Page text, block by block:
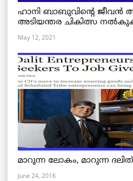
ഹാനി ബാബുവിന്റെ ജീവൻ
അടിയന്തര ചികിത്സ
May 12, 2021
മാറുന്ന ലോകം, മാറുന്ന
June 24, 2016